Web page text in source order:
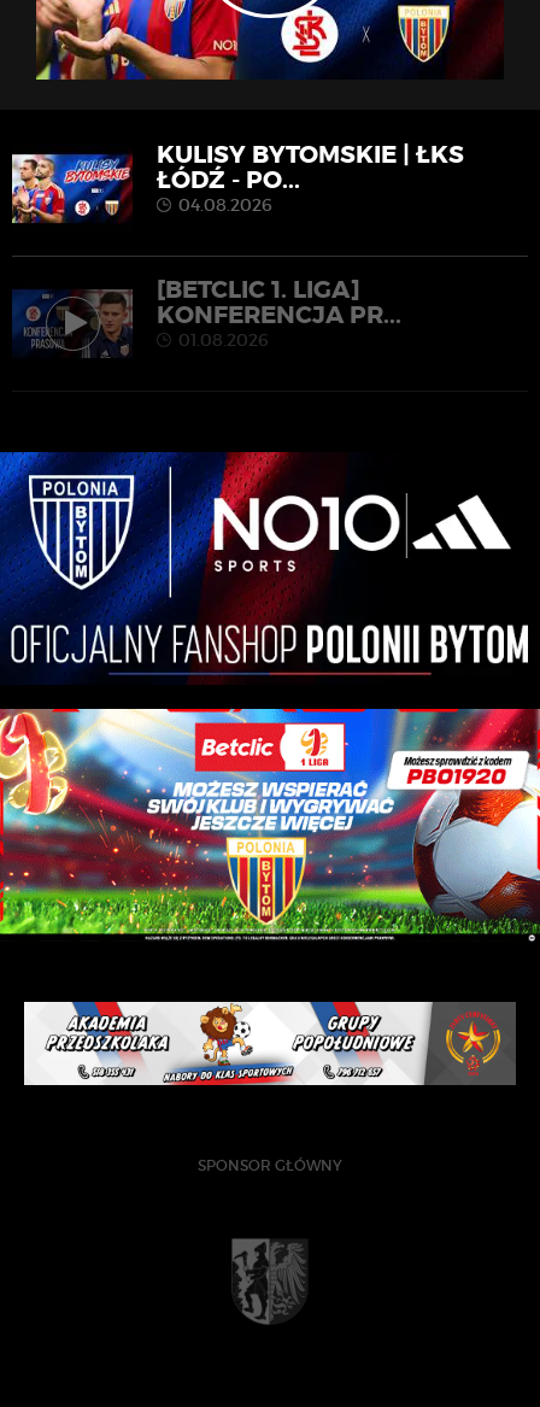
KULISY BYTOMSKIE | ŁKS
ŁÓDŹ - PO...
04.08.2026
[BETCLIC 1. LIGA]
KONFERENCJA PR...
01.08.2026
SPONSOR GŁÓWNY